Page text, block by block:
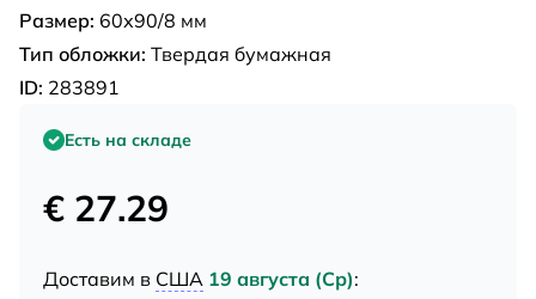
Размер: 60х90/8 мм
Тип обложки: Твердая бумажная
ID: 283891
Есть на складе
€ 27.29
Доставим в США 19 августа (Ср):